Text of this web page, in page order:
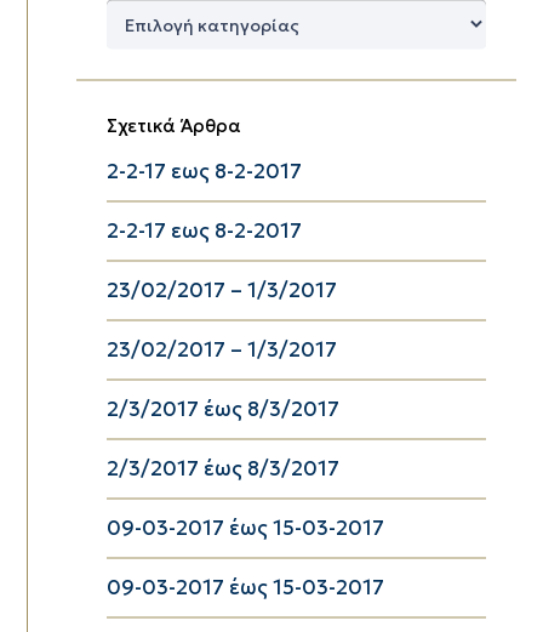
Δημοφιλείς
Σχετικά Άρθρα
2-2-17 εως 8-2-2017
2-2-17 εως 8-2-2017
23/02/2017 – 1/3/2017
23/02/2017 – 1/3/2017
2/3/2017 έως 8/3/2017
2/3/2017 έως 8/3/2017
09-03-2017 έως 15-03-2017
09-03-2017 έως 15-03-2017